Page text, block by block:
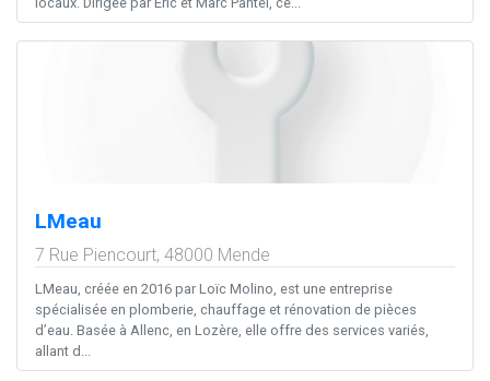
LMeau
7 Rue Piencourt, 48000 Mende
LMeau, créée en 2016 par Loïc Molino, est une entreprise
spécialisée en plomberie, chauffage et rénovation de pièces
d’eau. Basée à Allenc, en Lozère, elle offre des services variés,
allant d...